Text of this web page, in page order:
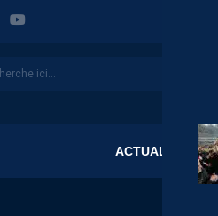
ACTUALITÉS